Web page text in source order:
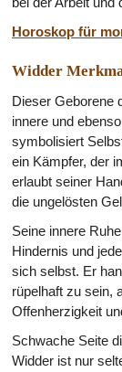
Horoskop für
Widder
Dieser Geborene
innere und
symbolisiert
ein Kämpfer, der
erlaubt seiner
die ungelösten
Seine innere
Hindernis und
sich selbst. Er
rüpelhaft zu sein,
Offenherzigkeit
Schwache Seite
Widder ist nur